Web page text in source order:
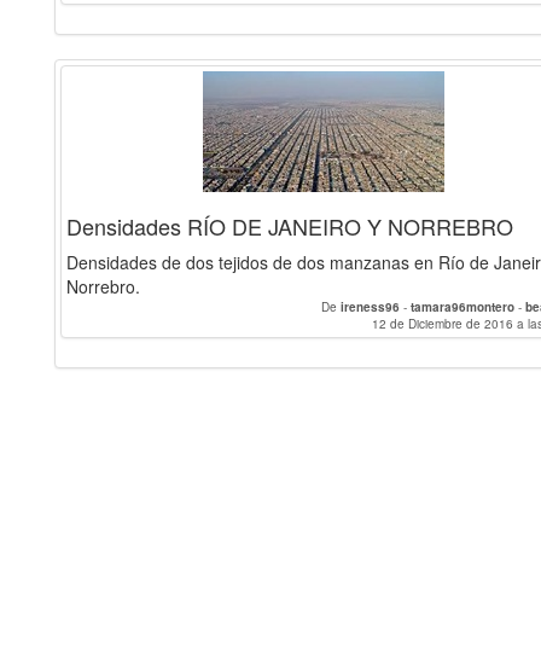
Densidades RÍO DE JANEIRO Y NORREBRO
Densidades de dos tejidos de dos manzanas en Río de
Norrebro.
De ireness96 - tamara96montero -
12 de Diciembre de 2016 a